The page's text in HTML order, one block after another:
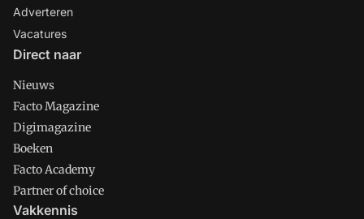
Adverteren
Vacatures
Direct naar
Nieuws
Facto Magazine
Digimagazine
Boeken
Facto Academy
Partner of choice
Vakkennis